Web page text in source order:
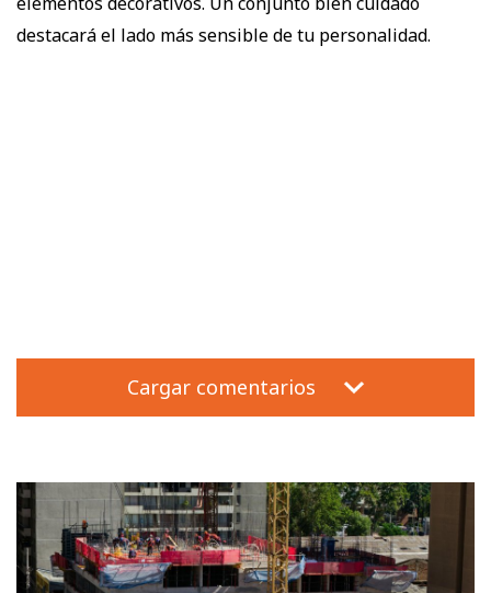
destacará el lado más sensible de tu personalidad.
Cargar comentarios